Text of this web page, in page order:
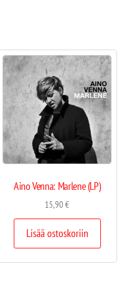
Aino Venna: Marlene (LP)
15,90€
Lisää ostoskoriin